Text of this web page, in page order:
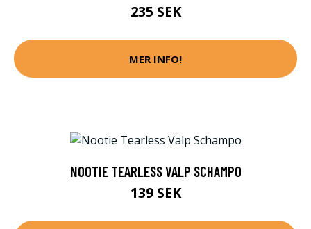
235 SEK
MER INFO!
NOOTIE TEARLESS VALP SCHAMPO
139 SEK